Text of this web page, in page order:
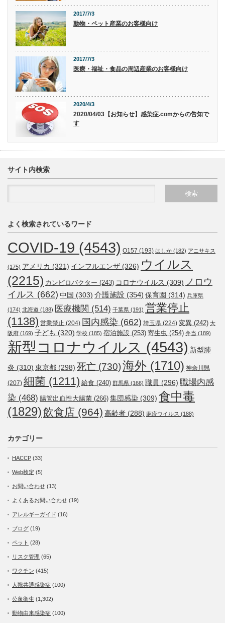
2017/7/3
動物・ペット産業のお客様向け
2017/7/3
医療・福祉・食品の周辺産業のお客様向け
2020/4/3
2020/04/03【お知らせ】感染症.comからの告知で
す
サイト内検索
よく検索されているワード
COVID-19 (4543) O157 (193) はしか (182) アニサキス
(175) アメリカ (321) インフルエンザ (326) ウイルス
(2215) カンピロバクター (243) コロナウイルス (309) ノロウ
イルス (662) 中国 (303) 介護施設 (354) 保育園 (314) 兵庫県
(174) 北海道 (188) 医療機関 (514) 千葉県 (191) 営業停止
(1138) 営業禁止 (204) 国内感染 (662) 埼玉県 (224) 変異 (242) 大
阪府 (169) 子ども (320) 学校 (185) 宿泊施設 (253) 寄生虫 (254) 弁当 (189)
新型コロナウイルス (4543) 新型肺
炎 (310) 東京都 (298) 死亡 (730)海外 (1710) 神奈川県
(207) 細菌 (1211) 給食 (240) 群馬県 (166) 職員 (296) 職場内感
染 (468) 腸管出血性大腸菌 (266) 集団感染 (309) 食中毒
(1829)飲食店 (964) 高齢者 (288) 麻疹ウイルス (188)
カテゴリー
HACCP (33)
Web検定 (5)
お問い合わせ (13)
よくあるお問い合わせ (19)
アレルギーガイド (16)
ブログ (19)
ペット (28)
リスク管理 (65)
ワクチン (415)
人獣共通感染症 (100)
公衆衛生 (1,302)
動物由来感染症 (100)